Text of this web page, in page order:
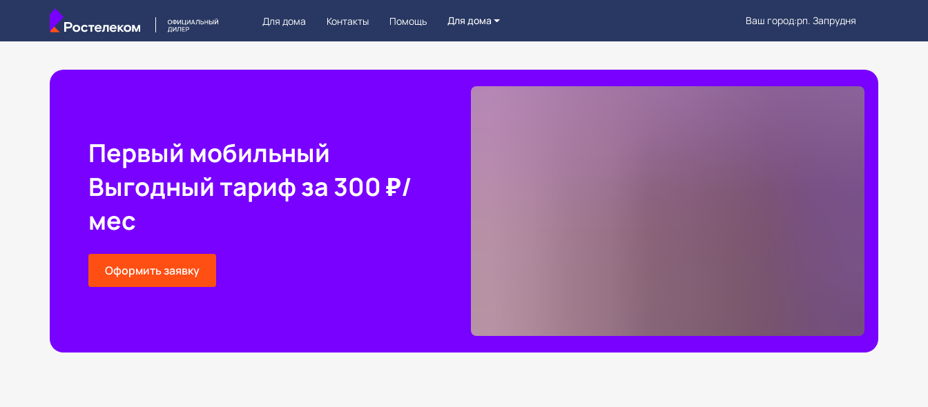
Для дома Контакты Помощь Для дома Ваш город:рп. Запрудня
Первый мобильный
Выгодный тариф за 300 ₽/
мес
Оформить заявку